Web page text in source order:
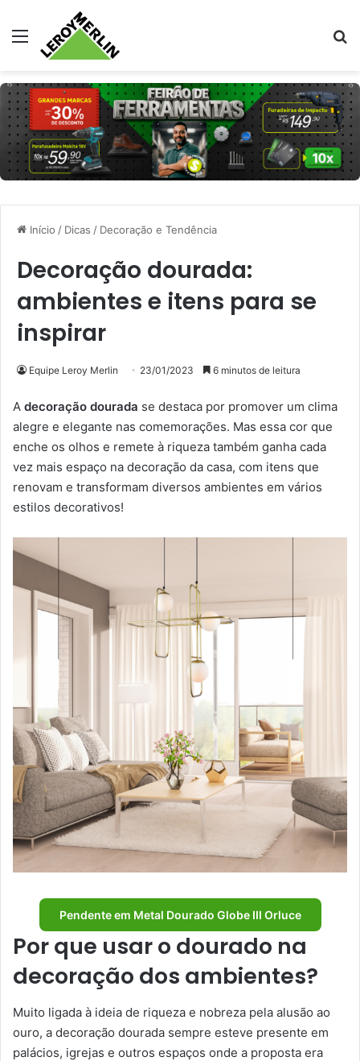
Menu
Início / Dicas / Decoração e Tendência
Decoração dourada:
ambientes e itens para se
inspirar
Equipe Leroy Merlin 23/01/2023 6 minutos de leitura
A decoração dourada se destaca por promover um clima
alegre e elegante nas comemorações. Mas essa cor que
enche os olhos e remete à riqueza também ganha cada
vez mais espaço na decoração da casa, com itens que
renovam e transformam diversos ambientes em vários
estilos decorativos!
Pendente em Metal Dourado Globe III Orluce
Por que usar o dourado na
decoração dos ambientes?
Muito ligada à ideia de riqueza e nobreza pela alusão ao
ouro, a decoração dourada sempre esteve presente em
palácios, igrejas e outros espaços onde a proposta era